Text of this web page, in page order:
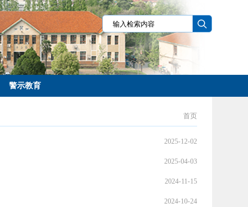
警示教育
首页
2025-12-02
2025-04-03
2024-11-15
2024-10-24